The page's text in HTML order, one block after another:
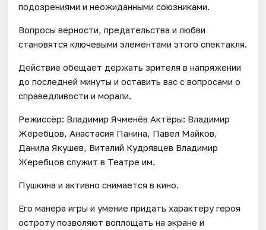
подозрениями и неожиданными союзниками.
Вопросы верности, предательства и любви
становятся ключевыми элементами этого спектакля.
Действие обещает держать зрителя в напряжении
до последней минуты и оставить вас с вопросами о
справедливости и морали.
Режиссёр: Владимир Ячменёв Актёры: Владимир
Жеребцов, Анастасия Панина, Павел Майков,
Данила Якушев, Виталий Кудрявцев Владимир
Жеребцов служит в Театре им.
Пушкина и активно снимается в кино.
Его манера игры и умение придать характеру героя
остроту позволяют воплощать на экране и